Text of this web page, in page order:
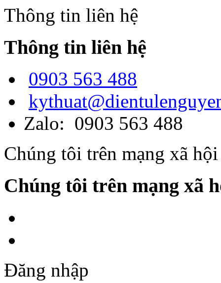
Thông tin liên hệ
Thông tin liên hệ
0903 563 488
Zalo: 0903 563 488
Chúng tôi trên mạng xã hội
Chúng tôi trên mạng xã
Đăng nhập